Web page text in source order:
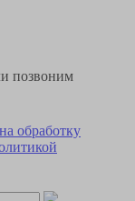
позвоним
обработку